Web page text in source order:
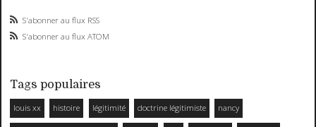
S'abonner au flux RSS
S'abonner au flux ATOM
Tags populaires
louis xx histoire légitimité doctrine légitimiste nancy